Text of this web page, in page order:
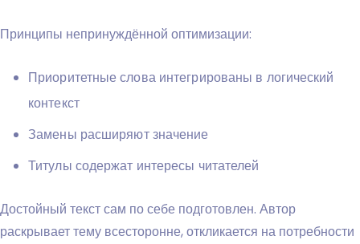
Принципы непринуждённой оптимизации:
Приоритетные слова интегрированы в логический
контекст
Замены расширяют значение
Титулы содержат интересы читателей
Достойный текст сам по себе подготовлен. Автор
раскрывает тему всесторонне, откликается на потребности